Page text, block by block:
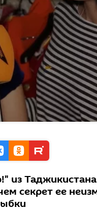
из
секрет ее